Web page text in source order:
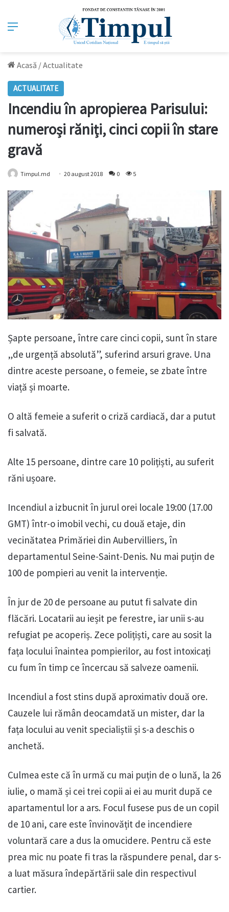
Meniu
Acasă /Actualitate
ACTUALITATE
Incendiu în apropierea Parisului:
numeroși răniți, cinci copii în stare
gravă
Timpul.md 20 august 2018 0 5
Șapte persoane, între care cinci copii, sunt în stare
„de urgență absolută”, suferind arsuri grave. Una
dintre aceste persoane, o femeie, se zbate între
viață și moarte.
O altă femeie a suferit o criză cardiacă, dar a putut
fi salvată.
Alte 15 persoane, dintre care 10 polițiști, au suferit
răni ușoare.
Incendiul a izbucnit în jurul orei locale 19:00 (17.00
GMT) într-o imobil vechi, cu două etaje, din
vecinătatea Primăriei din Aubervilliers, în
departamentul Seine-Saint-Denis. Nu mai puțin de
100 de pompieri au venit la intervenție.
În jur de 20 de persoane au putut fi salvate din
flăcări. Locatarii au ieșit pe ferestre, iar unii s-au
refugiat pe acoperiș. Zece polițiști, care au sosit la
fața locului înaintea pompierilor, au fost intoxicați
cu fum în timp ce încercau să salveze oamenii.
Incendiul a fost stins după aproximativ două ore.
Cauzele lui rămân deocamdată un mister, dar la
fața locului au venit specialiștii și s-a deschis o
anchetă.
Culmea este că în urmă cu mai puțin de o lună, la 26
iulie, o mamă și cei trei copii ai ei au murit după ce
apartamentul lor a ars. Focul fusese pus de un copil
de 10 ani, care este învinovățit de incendiere
voluntară care a dus la omucidere. Pentru că este
prea mic nu poate fi tras la răspundere penal, dar s-
a luat măsura îndepărtării sale din respectivul
cartier.